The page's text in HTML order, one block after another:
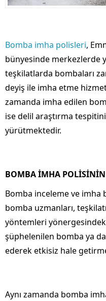
Bomba imha polisleri,
bünyesinde merkezlerde
teşkilatlarda bombaları
deyiş ile imha etme
zamanda imha edilen
ise delil araştırma
yürütmektedir.
BOMBA İMHA POLİSİNİN
Bomba inceleme ve imha
bomba uzmanları,
yöntemleri
şüphelenilen bomba ya
ederek etkisiz hale
Aynı zamanda bomba